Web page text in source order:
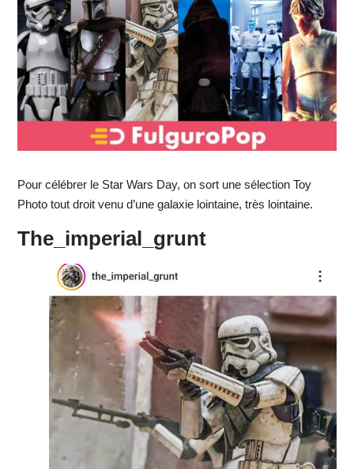
Pour célébrer le Star Wars Day, on sort une sélection Toy
Photo tout droit venu d’une galaxie lointaine, très lointaine.
The_imperial_grunt